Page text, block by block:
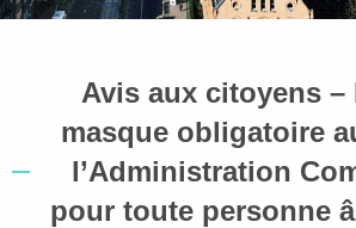
Avis aux citoyens –
masque obligatoire
l’Administration
pour toute personne